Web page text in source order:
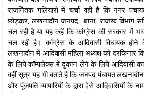
राजनैितक गलियारों में चर्चा यही है कि नगर
छोड़कर, लखनादौन जनपद, थाना, राजस्व विभाग
चल रही है या यह कहें कि कांग्रेस की सरकार में
चल रही है। कांग्रेस के आदिवासी विधायक
लखनादौन में आदिवासी महिला अध्यक्ष को दरकिनार
के लिये कॉम्पलेक्स में दुकान लेने के लिये आदिवासी का
वहीं सूत्र यह भी बताते है कि जनपद पंचायत
और पूंजपति व्यापारियों के द्वारा ऐसे आदिवासियों के